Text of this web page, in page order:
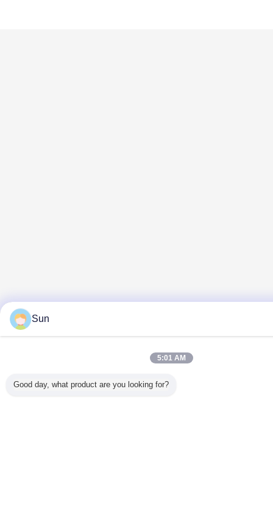
Sun
5:01 AM
Good day, what product are you looking for?